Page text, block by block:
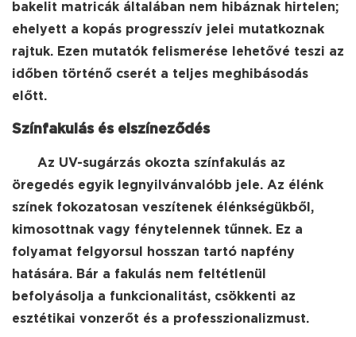
bakelit matricák általában nem hibáznak hirtelen;
ehelyett a kopás progresszív jelei mutatkoznak
rajtuk. Ezen mutatók felismerése lehetővé teszi az
időben történő cserét a teljes meghibásodás
előtt.
Színfakulás és elszíneződés
Az UV-sugárzás okozta színfakulás az
öregedés egyik legnyilvánvalóbb jele. Az élénk
színek fokozatosan veszítenek élénkségükből,
kimosottnak vagy fénytelennek tűnnek. Ez a
folyamat felgyorsul hosszan tartó napfény
hatására. Bár a fakulás nem feltétlenül
befolyásolja a funkcionalitást, csökkenti az
esztétikai vonzerőt és a professzionalizmust.